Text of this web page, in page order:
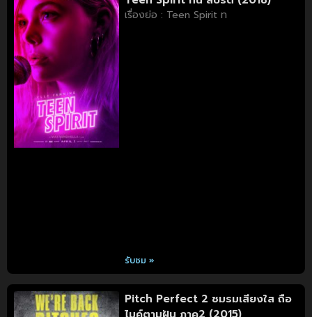
เรื่องย่อ : Teen Spirit ท
รับชม »
Pitch Perfect 2 ชมรมเสียงใส ถือ